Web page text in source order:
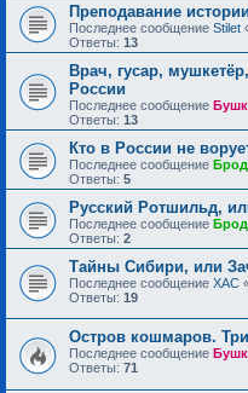
Преподавание истории
Последнее сообщение Stilet
Ответы: 13
Врач, гусар,
России
Последнее сообщение
Ответы: 13
Кто в России не
Последнее сообщение
Ответы: 5
Русский Ротшильд,
Последнее сообщение
Ответы: 2
Тайны Сибири, или
Последнее сообщение ХАС
Ответы: 19
Остров кошмаров.
Последнее сообщение
Ответы: 71